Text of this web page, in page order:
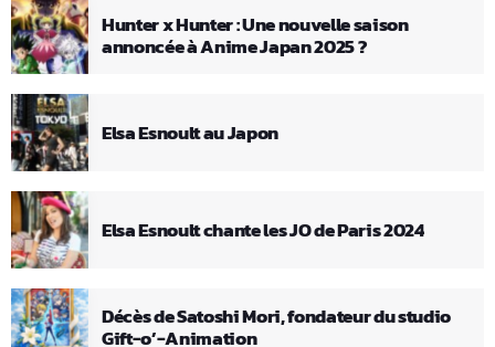
Hunter x Hunter : Une nouvelle saison
annoncée à Anime Japan 2025 ?
Elsa Esnoult au Japon
Elsa Esnoult chante les JO de Paris 2024
Décès de Satoshi Mori, fondateur du studio
Gift-o’-Animation